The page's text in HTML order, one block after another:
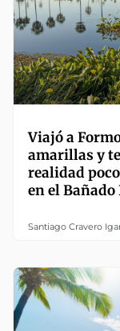
Viajó a
amarillas y
realidad
en el
Santiago Cravero